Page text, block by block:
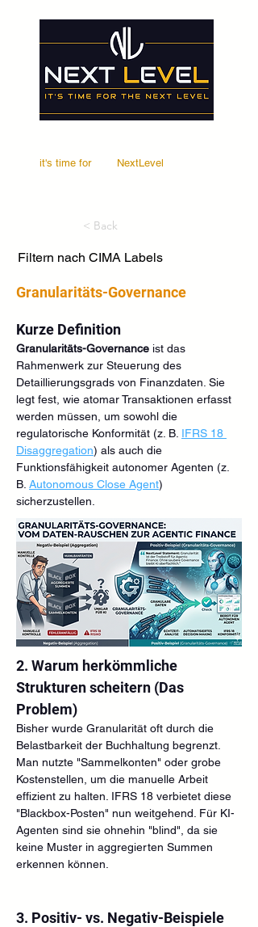
it's time for NextLevel
< Back
Filtern nach CIMA Labels
Granularitäts-Governance
Kurze Definition
Granularitäts-Governance ist das
Rahmenwerk zur Steuerung des
Detaillierungsgrads von Finanzdaten. Sie
legt fest, wie atomar Transaktionen erfasst
werden müssen, um sowohl die
regulatorische Konformität (z. B. IFRS 18
Disaggregation) als auch die
Funktionsfähigkeit autonomer Agenten (z.
B. Autonomous Close Agent)
sicherzustellen.
2. Warum herkömmliche
Strukturen scheitern (Das
Problem)
Bisher wurde Granularität oft durch die
Belastbarkeit der Buchhaltung begrenzt.
Man nutzte "Sammelkonten" oder grobe
Kostenstellen, um die manuelle Arbeit
effizient zu halten. IFRS 18 verbietet diese
"Blackbox-Posten" nun weitgehend. Für KI-
Agenten sind sie ohnehin "blind", da sie
keine Muster in aggregierten Summen
erkennen können.
3. Positiv- vs. Negativ-Beispiele